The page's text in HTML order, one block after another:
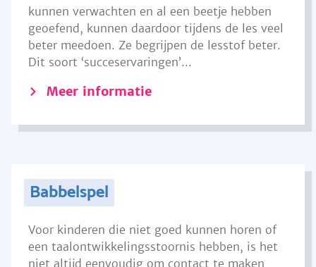
kunnen verwachten en al een beetje hebben
geoefend, kunnen daardoor tijdens de les veel
beter meedoen. Ze begrijpen de lesstof beter.
Dit soort ‘succeservaringen’...
Meer informatie
Babbelspel
Voor kinderen die niet goed kunnen horen of
een taalontwikkelingsstoornis hebben, is het
niet altijd eenvoudig om contact te maken